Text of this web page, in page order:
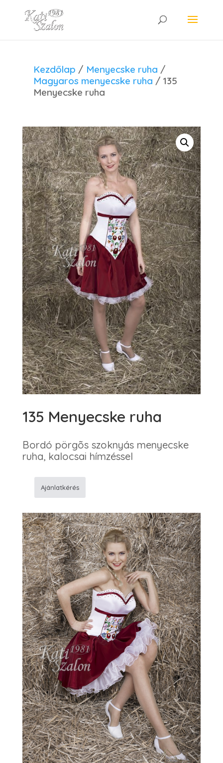
Kezdőlap / Menyecske ruha /
Magyaros menyecske ruha / 135
Menyecske ruha
135 Menyecske ruha
Bordó pörgõs szoknyás menyecske
ruha, kalocsai hímzéssel
ruha
mennyiség
Ajánlatkérés